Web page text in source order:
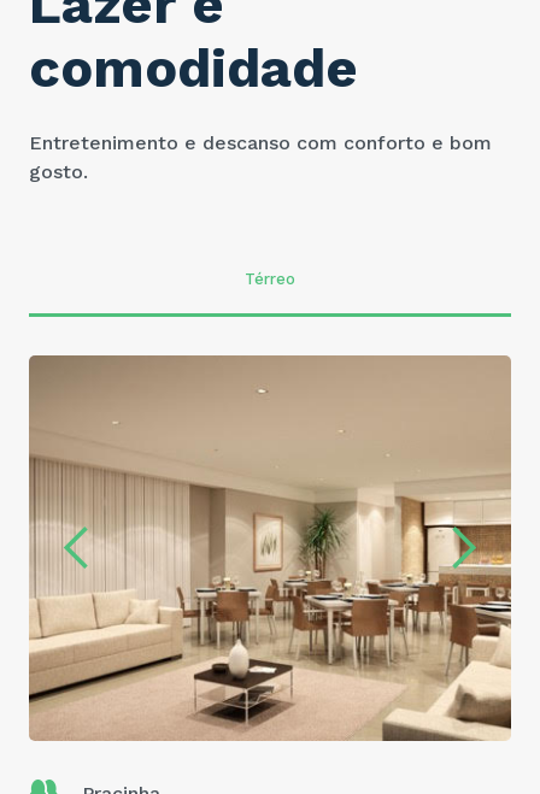
comodidade
Entretenimento e descanso com conforto e bom
gosto.
Térreo